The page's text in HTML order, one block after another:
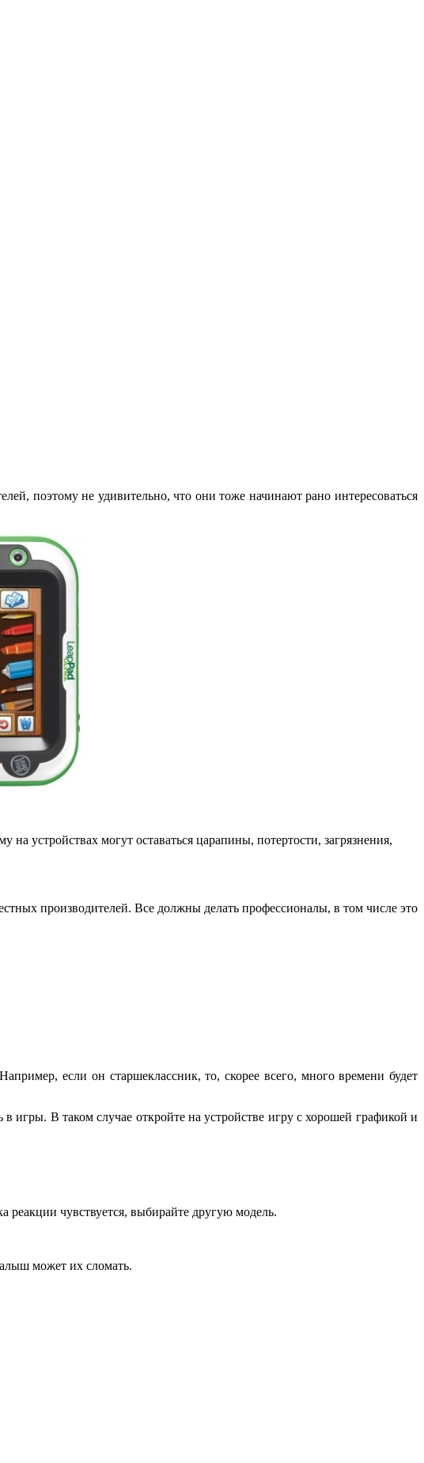
поэтому не удивительно, что они тоже начинают рано интересоваться
устройствах могут оставаться царапины, потертости, загрязнения,
производителей. Все должны делать профессионалы, в том числе это
если он старшеклассник, то, скорее всего, много времени будет
игры. В таком случае откройте на устройстве игру с хорошей графикой и
реакции чувствуется, выбирайте другую модель.
может их сломать.